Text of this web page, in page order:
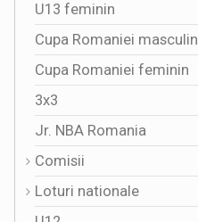
U13 feminin
Cupa Romaniei masculin
Cupa Romaniei feminin
3x3
Jr. NBA Romania
Comisii
Loturi nationale